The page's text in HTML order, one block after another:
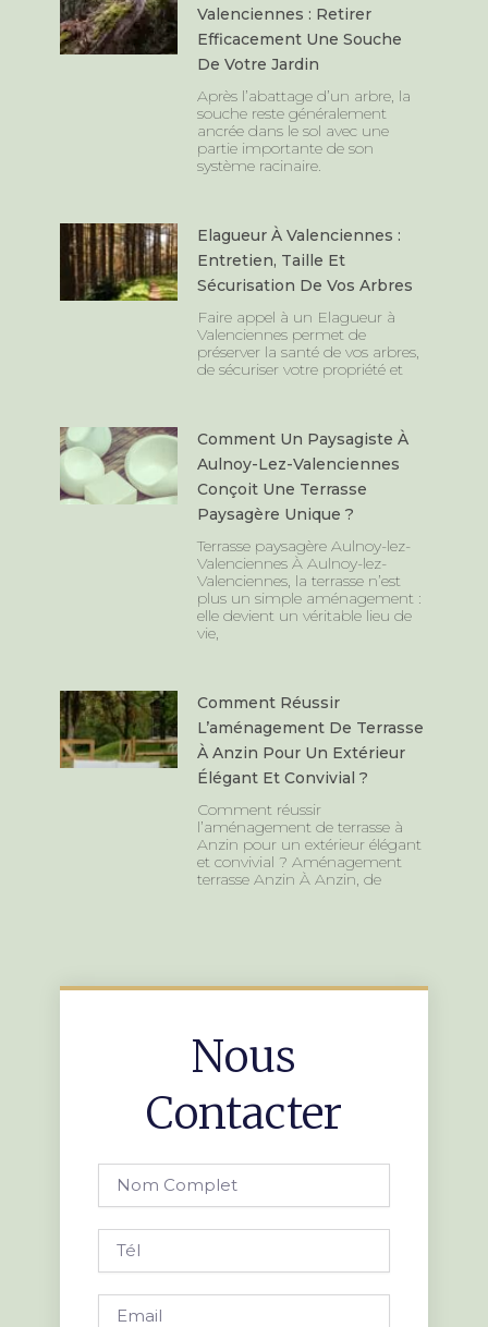
Valenciennes : Retirer
Efficacement Une Souche
De Votre Jardin
Après l’abattage d’un arbre, la
souche reste généralement
ancrée dans le sol avec une
partie importante de son
système racinaire.
Elagueur À Valenciennes :
Entretien, Taille Et
Sécurisation De Vos Arbres
Faire appel à un Elagueur à
Valenciennes permet de
préserver la santé de vos arbres,
de sécuriser votre propriété et
Comment Un Paysagiste À
Aulnoy-Lez-Valenciennes
Conçoit Une Terrasse
Paysagère Unique ?
Terrasse paysagère Aulnoy-lez-
Valenciennes À Aulnoy-lez-
Valenciennes, la terrasse n’est
plus un simple aménagement :
elle devient un véritable lieu de
vie,
Comment Réussir
L’aménagement De Terrasse
À Anzin Pour Un Extérieur
Élégant Et Convivial ?
Comment réussir
l’aménagement de terrasse à
Anzin pour un extérieur élégant
et convivial ? Aménagement
terrasse Anzin À Anzin, de
Nous
Contacter
complet